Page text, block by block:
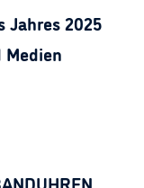
Jahres 2025